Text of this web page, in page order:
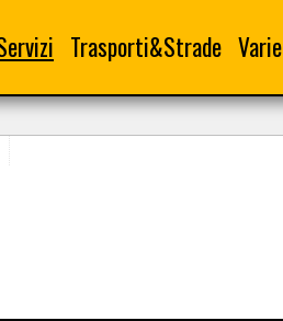
Trasporti&Strade Varie